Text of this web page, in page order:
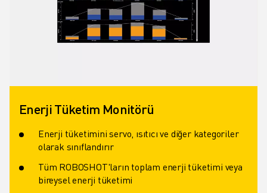
Enerji Tüketim Monitörü
Enerji tüketimini servo, ısıtıcı ve diğer kategoriler
olarak sınıflandırır
Tüm ROBOSHOT'ların toplam enerji tüketimi veya
bireysel enerji tüketimi